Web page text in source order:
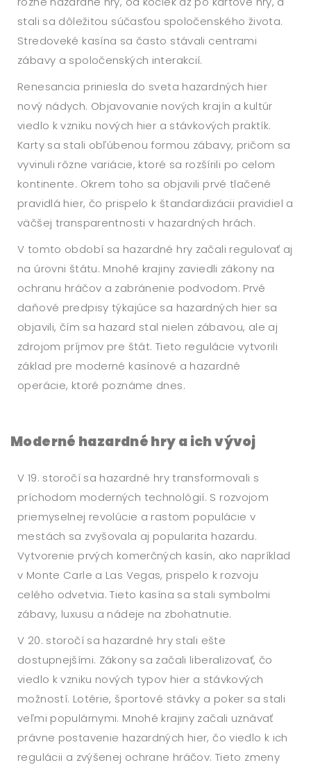
stali sa dôležitou súčasťou spoločenského života.
Stredoveké kasína sa často stávali centrami
zábavy a spoločenských interakcií.
Renesancia priniesla do sveta hazardných hier
nový nádych. Objavovanie nových krajín a kultúr
viedlo k vzniku nových hier a stávkových praktík.
Karty sa stali obľúbenou formou zábavy, pričom sa
vyvinuli rôzne variácie, ktoré sa rozšírili po celom
kontinente. Okrem toho sa objavili prvé tlačené
pravidlá hier, čo prispelo k štandardizácii pravidiel a
väčšej transparentnosti v hazardných hrách.
V tomto období sa hazardné hry začali regulovať aj
na úrovni štátu. Mnohé krajiny zaviedli zákony na
ochranu hráčov a zabránenie podvodom. Prvé
daňové predpisy týkajúce sa hazardných hier sa
objavili, čím sa hazard stal nielen zábavou, ale aj
zdrojom príjmov pre štát. Tieto regulácie vytvorili
základ pre moderné kasínové a hazardné
operácie, ktoré poznáme dnes.
Moderné hazardné hry a ich vývoj
V 19. storočí sa hazardné hry transformovali s
príchodom moderných technológií. S rozvojom
priemyselnej revolúcie a rastom populácie v
mestách sa zvyšovala aj popularita hazardu.
Vytvorenie prvých komerčných kasín, ako napríklad
v Monte Carle a Las Vegas, prispelo k rozvoju
celého odvetvia. Tieto kasína sa stali symbolmi
zábavy, luxusu a nádeje na zbohatnutie.
V 20. storočí sa hazardné hry stali ešte
dostupnejšími. Zákony sa začali liberalizovať, čo
viedlo k vzniku nových typov hier a stávkových
možností. Lotérie, športové stávky a poker sa stali
veľmi populárnymi. Mnohé krajiny začali uznávať
právne postavenie hazardných hier, čo viedlo k ich
regulácii a zvýšenej ochrane hráčov. Tieto zmeny